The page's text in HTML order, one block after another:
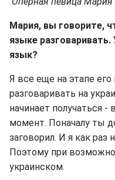
Мария, вы говорите,
языке
язык?
Я все еще на этапе его
разговаривать на
начинает получаться
момент. Поначалу ты
заговорил. И я как раз
Поэтому при
украинском.